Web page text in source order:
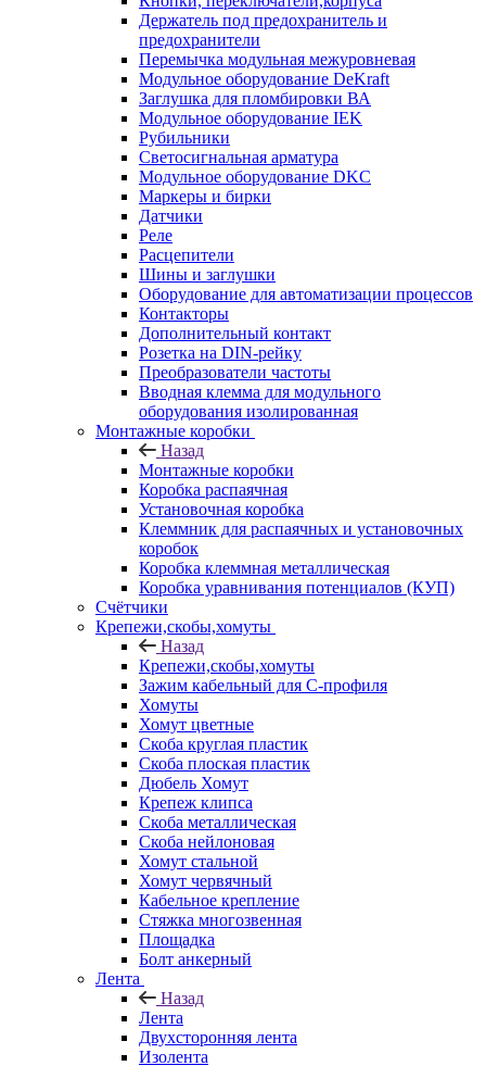
Держатель под предохранитель и
предохранители
Перемычка модульная межуровневая
Модульное оборудование DeKraft
Заглушка для пломбировки ВА
Модульное оборудование IEK
Рубильники
Светосигнальная арматура
Модульное оборудование DKC
Маркеры и бирки
Датчики
Реле
Расцепители
Шины и заглушки
Оборудование для автоматизации процессов
Контакторы
Дополнительный контакт
Розетка на DIN-рейку
Преобразователи частоты
Вводная клемма для модульного
оборудования изолированная
Монтажные коробки
Назад
Монтажные коробки
Коробка распаячная
Установочная коробка
Клеммник для распаячных и установочных
коробок
Коробка клеммная металлическая
Коробка уравнивания потенциалов (КУП)
Счётчики
Крепежи,скобы,хомуты
Назад
Крепежи,скобы,хомуты
Зажим кабельный для С-профиля
Хомуты
Хомут цветные
Скоба круглая пластик
Скоба плоская пластик
Дюбель Хомут
Крепеж клипса
Скоба металлическая
Скоба нейлоновая
Хомут стальной
Хомут червячный
Кабельное крепление
Стяжка многозвенная
Площадка
Болт анкерный
Лента
Назад
Лента
Двухсторонняя лента
Изолента